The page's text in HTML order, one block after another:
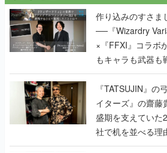
作り込みのすさま
──『Wizardry
×『FFXI』コラボ
もキャラも武器も
で作り込まれた理
く
『TATSUJIN』の
イターズ』の齋
盛期を支えていた
社で机を並べる理
『TATSUJIN